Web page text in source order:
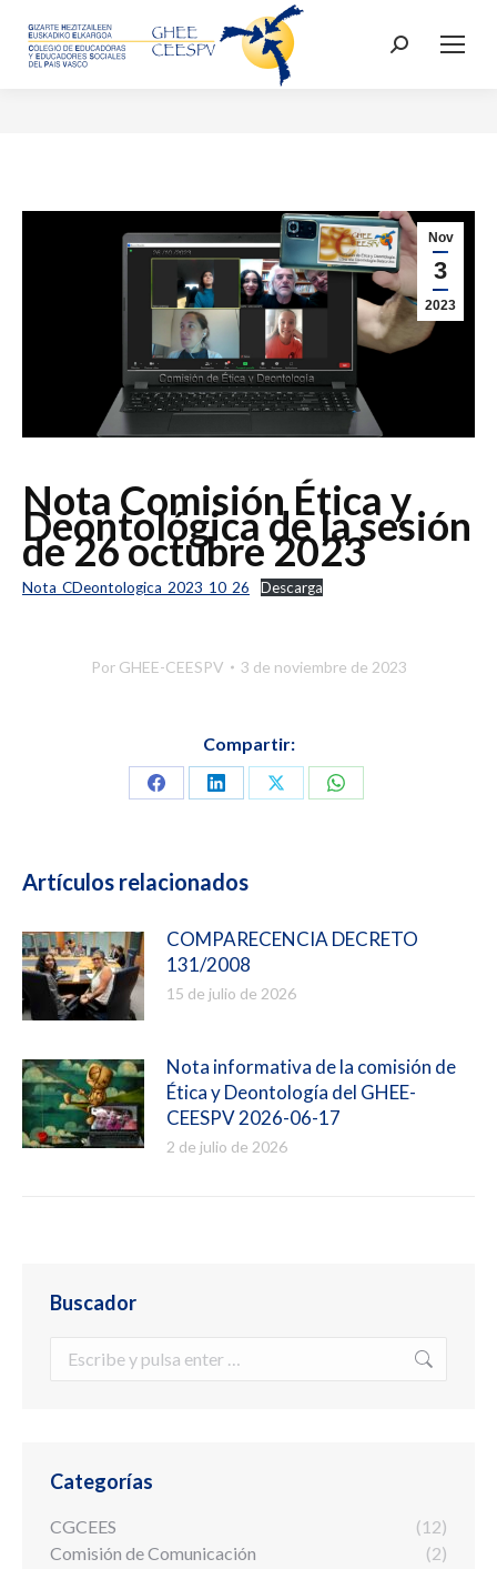
Buscar:
Nov
3
2023
Nota Comisión Ética y
Deontológica de la sesión
de 26 octubre 2023
Nota_CDeontologica_2023_10_26 Descarga
Por GHEE-CEESPV 3 de noviembre de 2023
Compartir:
CompartirCompartirCompartirCompartir
Artículos relacionados
COMPARECENCIA DECRETO
131/2008
15 de julio de 2026
Nota informativa de la comisión de
Ética y Deontología del GHEE-
CEESPV 2026-06-17
2 de julio de 2026
Buscador
Categorías
CGCEES
(12)
Comisión de Comunicación
(2)